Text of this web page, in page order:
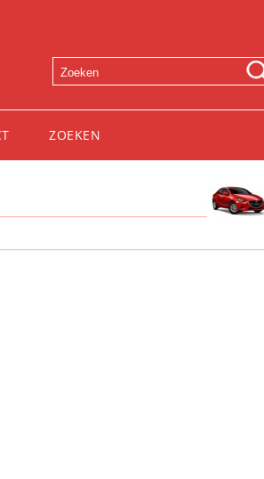
ZOEKEN